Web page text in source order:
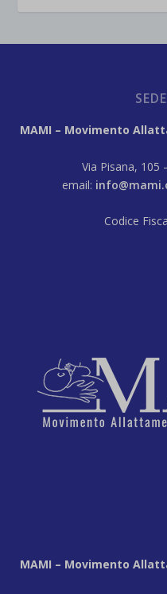
MAMI – Movimento
Via Pisana, 105
email:
Codice
MAMI – Movimento